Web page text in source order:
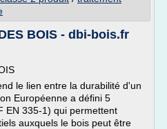
BOIS - dbi-bois.fr
le lien entre la durabilité d'un
Européenne a défini 5
EN 335-1) qui permettent
auxquels le bois peut être